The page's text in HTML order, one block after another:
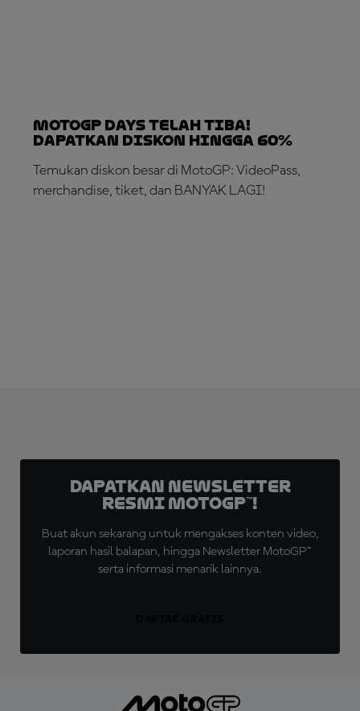
MotoGP DAYS TELAH TIBA!
Dapatkan Diskon hingga 60%
Temukan diskon besar di MotoGP: VideoPass,
merchandise, tiket, dan BANYAK LAGI!
Dapatkan Newsletter
Resmi MotoGP™!
Buat akun sekarang untuk mengakses konten video,
laporan hasil balapan, hingga Newsletter MotoGP™
serta informasi menarik lainnya.